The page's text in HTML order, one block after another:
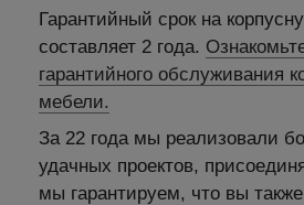
Гарантийный срок на
составляет 2 года.
гарантийного обслуживания
мебели.
За 22 года мы реализовали
удачных проектов,
мы гарантируем, что вы